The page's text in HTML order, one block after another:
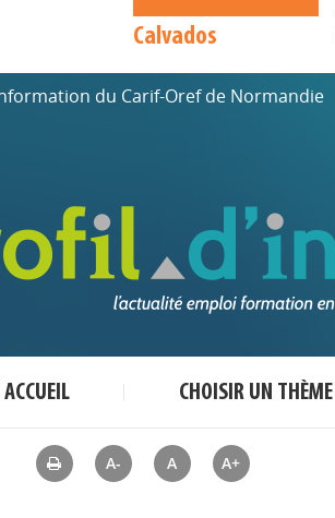
Calvados
du Carif-Oref de Normandie
ACCUEIL CHOISIR UN THÈME
A- A A+